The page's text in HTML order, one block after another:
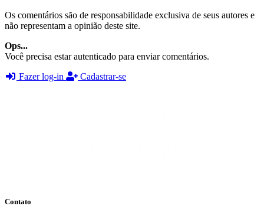
Os comentários são de responsabilidade exclusiva de seus autores e
não representam a opinião deste site.
Ops...
Você precisa estar autenticado para enviar comentários.
Fazer log-in
Cadastrar-se
Contato